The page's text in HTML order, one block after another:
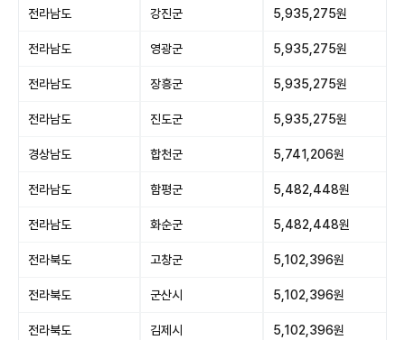
전라남도 강진군 5,935,275원
전라남도 영광군 5,935,275원
전라남도 장흥군 5,935,275원
전라남도 진도군 5,935,275원
경상남도 합천군 5,741,206원
전라남도 함평군 5,482,448원
전라남도 화순군 5,482,448원
전라북도 고창군 5,102,396원
전라북도 군산시 5,102,396원
전라북도 김제시 5,102,396원